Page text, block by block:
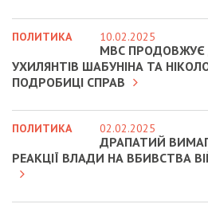
ПОЛИТИКА 10.02.2025
МВС ПРОДОВЖУЄ
УХИЛЯНТІВ ШАБУНІНА ТА
ПОДРОБИЦІ СПРАВ
ПОЛИТИКА 02.02.2025
ДРАПАТИЙ
РЕАКЦІЇ ВЛАДИ НА ВБИВСТВА